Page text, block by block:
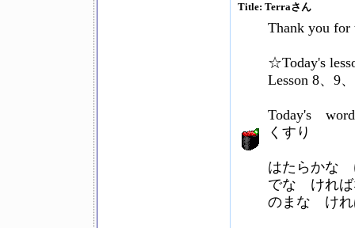
Title: Terraさん
Thank you for
☆Today's
Lesson 8、9
Today's
くすり
はたらかな
でな ければ
のまな けれ